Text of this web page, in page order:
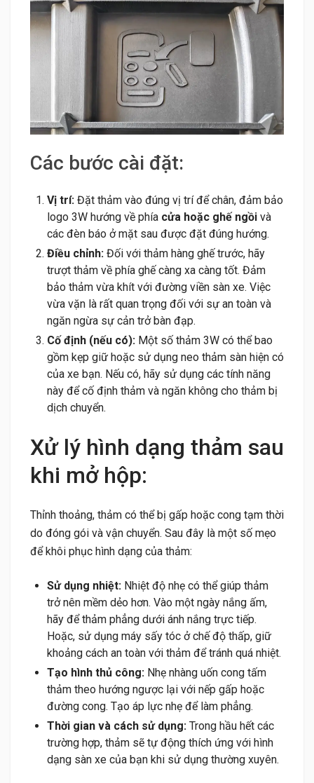
Các bước cài đặt:
Vị trí: Đặt thảm vào đúng vị trí để chân, đảm bảo
logo 3W hướng về phía cửa hoặc ghế ngồi và
các đèn báo ở mặt sau được đặt đúng hướng.
Điều chỉnh: Đối với thảm hàng ghế trước, hãy
trượt thảm về phía ghế càng xa càng tốt. Đảm
bảo thảm vừa khít với đường viền sàn xe. Việc
vừa vặn là rất quan trọng đối với sự an toàn và
ngăn ngừa sự cản trở bàn đạp.
Cố định (nếu có): Một số thảm 3W có thể bao
gồm kẹp giữ hoặc sử dụng neo thảm sàn hiện có
của xe bạn. Nếu có, hãy sử dụng các tính năng
này để cố định thảm và ngăn không cho thảm bị
dịch chuyển.
Xử lý hình dạng thảm sau
khi mở hộp:
Thỉnh thoảng, thảm có thể bị gấp hoặc cong tạm thời
do đóng gói và vận chuyển. Sau đây là một số mẹo
để khôi phục hình dạng của thảm:
Sử dụng nhiệt: Nhiệt độ nhẹ có thể giúp thảm
trở nên mềm dẻo hơn. Vào một ngày nắng ấm,
hãy để thảm phẳng dưới ánh nắng trực tiếp.
Hoặc, sử dụng máy sấy tóc ở chế độ thấp, giữ
khoảng cách an toàn với thảm để tránh quá nhiệt.
Tạo hình thủ công: Nhẹ nhàng uốn cong tấm
thảm theo hướng ngược lại với nếp gấp hoặc
đường cong. Tạo áp lực nhẹ để làm phẳng.
Thời gian và cách sử dụng: Trong hầu hết các
trường hợp, thảm sẽ tự động thích ứng với hình
dạng sàn xe của bạn khi sử dụng thường xuyên.